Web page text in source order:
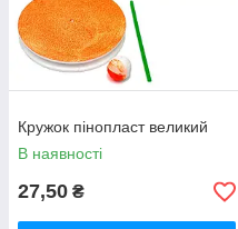
Кружок пінопласт великий
В наявності
27,50 ₴